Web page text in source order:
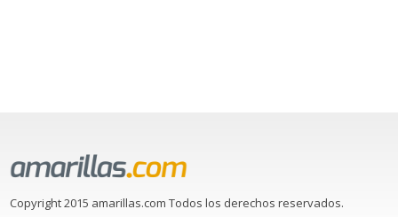
Copyright 2015 amarillas.com Todos los derechos reservados.